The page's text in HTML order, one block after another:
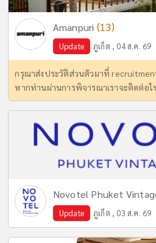
Amanpuri (13)
Update ภูเก็ต , 04 ส.ค. 69
กรุณาส่งประวัติส่วนตัวมาที่
หากท่านผ่านการพิจารณาเราจะติดต่อ
Novotel Phuket
Update ภูเก็ต , 03 ส.ค. 69